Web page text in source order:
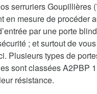
serruriers Goupillières
en mesure de procéder
par une porte
; et surtout de
Plusieurs types de
sont classées A2PBP
résistance.